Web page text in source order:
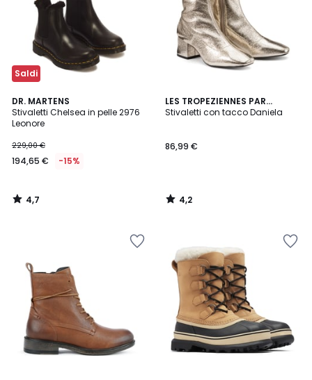
Saldi
DR. MARTENS
Stivaletti Chelsea in pelle 2976
Leonore
229,00 €
194,65 € -15%
4,7
/ 5
4,7
/
LES TROPEZIENNES PAR
M.BELARBI
Stivaletti con tacco Daniela
86,99 €
4,2
/ 5
4,2
/